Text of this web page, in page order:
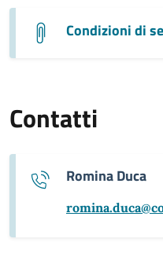
Condizioni di
Contatti
Romina Duca